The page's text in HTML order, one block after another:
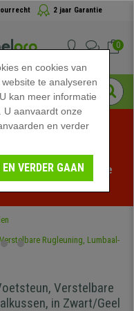
2 jaar Garantie
0
bij bureaustoelpro!
tijd - Bekijk de
Verstelbare
in Zwart/Geel
en cookies van
te analyseren
kan meer informatie
. U aanvaardt onze
en verder
VERDER GAAN